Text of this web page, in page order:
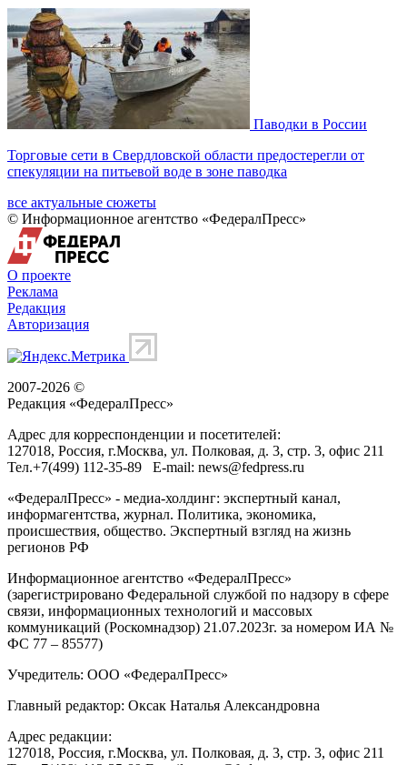
Паводки в России
Торговые сети в Свердловской области предостерегли от
спекуляции на питьевой воде в зоне паводка
все актуальные сюжеты
© Информационное агентство «ФедералПресс»
О проекте
Реклама
Редакция
Авторизация
2007-2026 ©
Редакция «ФедералПресс»
Адрес для корреспонденции и посетителей:
127018, Россия, г.Москва, ул. Полковая, д. 3, стр. 3, офис 211
Тел.+7(499) 112-35-89 E-mail: news@fedpress.ru
«ФедералПресс» - медиа-холдинг: экспертный канал,
информагентства, журнал. Политика, экономика,
происшествия, общество. Экспертный взгляд на жизнь
регионов РФ
Информационное агентство «ФедералПресс»
(зарегистрировано Федеральной службой по надзору в сфере
связи, информационных технологий и массовых
коммуникаций (Роскомнадзор) 21.07.2023г. за номером ИА №
ФС 77 – 85577)
Учредитель: ООО «ФедералПресс»
Главный редактор: Оксак Наталья Александровна
Адрес редакции:
127018, Россия, г.Москва, ул. Полковая, д. 3, стр. 3, офис 211